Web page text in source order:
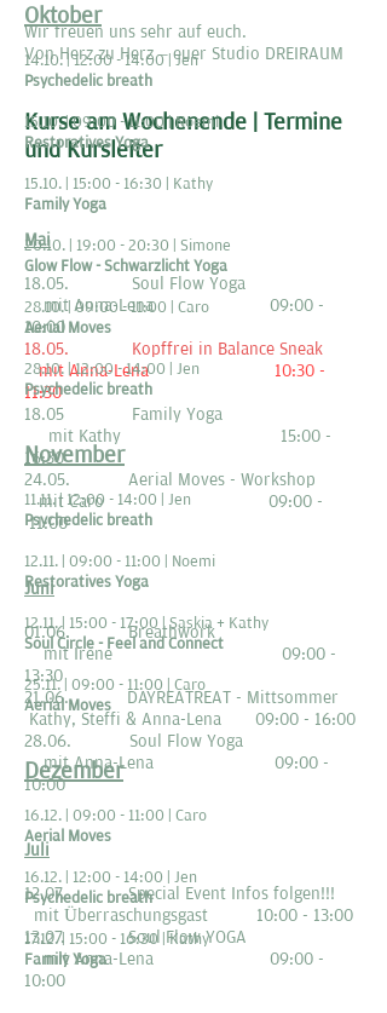
Wir freuen uns sehr auf euch.
Von Herz zu Herz – euer Studio DREIRAUM
Kurse am Wochenende | Termine
und Kursleiter
Mai
18.05. Soul Flow Yoga
mit Anna-Lena 09:00 -
10:00
18.05. Kopffrei in Balance Sneak
mit Anna-Lena 10:30 -
11:30
18.05 Family Yoga
mit Kathy 15:00 -
16:30
24.05. Aerial Moves - Workshop
mit Caro 09:00 -
11:00
Juni
01.06. Breathwork
mit Irene 09:00 -
13:30
21.06. DAYREATREAT - Mittsommer
Kathy, Steffi & Anna-Lena 09:00 - 16:00
28.06. Soul Flow Yoga
mit Anna-Lena 09:00 -
10:00
Juli
12.07. Special Event Infos folgen!!!
mit Überraschungsgast 10:00 - 13:00
13.07. Soul Flow YOGA
mit Anna-Lena 09:00 -
10:00
Oktober
14.10. | 12:00 - 14:00 | Jen
Psychedelic breath
15.10. | 09:00 - 11:00 | Noemi
Restoratives Yoga
15.10. | 15:00 - 16:30 | Kathy
Family Yoga
20.10. | 19:00 - 20:30 | Simone
Glow Flow - Schwarzlicht Yoga
28.10. | 09:00 - 11:00 | Caro
Aerial Moves
28.10. | 12:00 - 14:00 | Jen
Psychedelic breath
November
11.11. | 12:00 - 14:00 | Jen
Psychedelic breath
12.11. | 09:00 - 11:00 | Noemi
Restoratives Yoga
12.11. | 15:00 - 17:00 | Saskia + Kathy
Soul Circle - Feel and Connect
25.11. | 09:00 - 11:00 | Caro
Aerial Moves
Dezember
16.12. | 09:00 - 11:00 | Caro
Aerial Moves
16.12. | 12:00 - 14:00 | Jen
Psychedelic breath
17.12. | 15:00 - 16:30 | Kathy
Family Yoga